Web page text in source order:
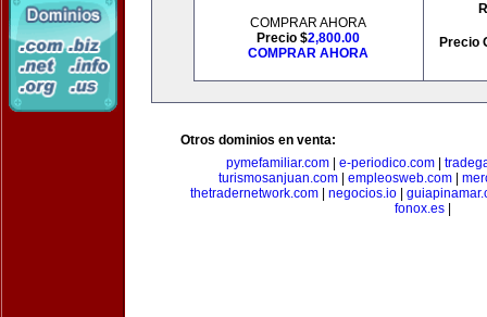
COMPRAR AHORA
Precio $2,800.00
COMPRAR AHORA
Precio
Otros dominios en venta:
pymefamiliar.com| e-periodico.com|
turismosanjuan.com| empleosweb.com|
thetradernetwork.com
negocios.io
fonox.es